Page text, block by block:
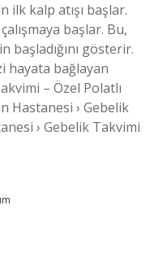
ilk kalp atışı başlar.
başlar. Bu,
başladığını gösterir.
hayata bağlayan
– Özel Polatlı
Hastanesi › Gebelik
› Gebelik Takvimi